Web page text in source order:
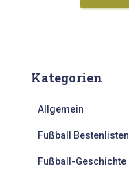
Kategorien
Allgemein
Fußball Bestenlisten
Fußball-Geschichte